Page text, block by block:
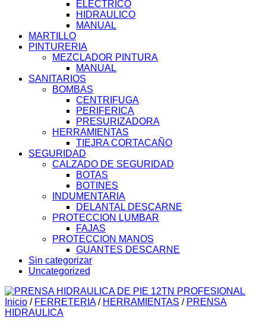
ELÉCTRICO
HIDRAULICO
MANUAL
MARTILLO
PINTURERIA
MEZCLADOR PINTURA
MANUAL
SANITARIOS
BOMBAS
CENTRIFUGA
PERIFERICA
PRESURIZADORA
HERRAMIENTAS
TIEJRA CORTACAÑO
SEGURIDAD
CALZADO DE SEGURIDAD
BOTAS
BOTINES
INDUMENTARIA
DELANTAL DESCARNE
PROTECCION LUMBAR
FAJAS
PROTECCION MANOS
GUANTES DESCARNE
Sin categorizar
Uncategorized
Inicio / FERRETERIA / HERRAMIENTAS / PRENSA
HIDRAULICA